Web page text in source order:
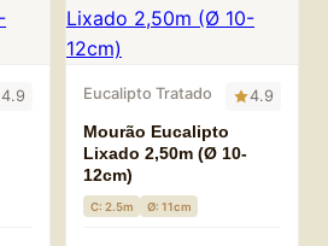
4.9 Eucalipto Tratado 4.9
Mourão Eucalipto
Lixado 2,50m (Ø 10-
12cm)
C: 2.5m Ø: 11cm